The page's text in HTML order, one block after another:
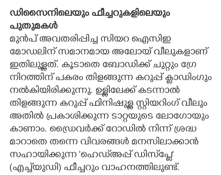
ഡിസൈനിലെയും ഫീച്ചറുകളിലെയും
പുതുമകൾ
മുൻപ് അവതരിപ്പിച്ച സിയറ ഐസിഇ
മോഡലിന് സമാനമായ അലോയ് വീലുകളാണ്
ഇതിലുള്ളത്. കൂടാതെ ബോഡിക്ക് ചുറ്റും ഗ്രേ
നിറത്തിന് പകരം തിളങ്ങുന്ന കറുപ്പ് ക്ലാഡിംഗും
നൽകിയിരിക്കുന്നു. ഉള്ളിലേക്ക് കടന്നാൽ
തിളങ്ങുന്ന കറുപ്പ് ഫിനിഷുള്ള സ്റ്റിയറിംഗ് വീലും
അതിൽ പ്രകാശിക്കുന്ന ടാറ്റയുടെ ലോഗോയും
കാണാം. ഡ്രൈവർക്ക് റോഡിൽ നിന്ന് ശ്രദ്ധ
മാറാതെ തന്നെ വിവരങ്ങൾ മനസിലാക്കാൻ
സഹായിക്കുന്ന 'ഹെഡ്അപ്പ് ഡിസ്‌പ്ലേ'
(എച്ച്‌യുഡി) ഫീച്ചറും വാഹനത്തിലുണ്ട്.